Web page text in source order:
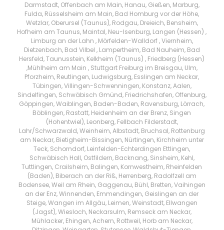
Darmstadt, Offenbach am Main, Hanau, Gießen, Marburg,
Fulda, Rüsselsheim am Main, Bad Homburg vor der Höhe,
Wetzlar, Oberursel (Taunus), Rodgau, Dreieich, Bensheim,
Hofheim am Taunus, Maintal, Neu-Isenburg, Langen (Hessen) ,
Limburg an der Lahn , Mörfelden-Walldorf , Viernheim,
Dietzenbach, Bad Vilbel , Lampertheim, Bad Nauheim, Bad
Hersfeld, Taunusstein, Kelkheim (Taunus) , Friedberg (Hessen)
,Mühlheim am Main , Stuttgart Freiburg im Breisgau, Ulm,
Pforzheim, Reutlingen, Ludwigsburg, Esslingen am Neckar,
Tübingen, Villingen-Schwenningen, Konstanz, Aalen,
Sindelfingen, Schwäbisch Gmünd, Friedrichshafen, Offenburg,
Göppingen, Waiblingen, Baden-Baden, Ravensburg, Lörrach,
Böblingen, Rastatt, Heidenheim an der Brenz, Singen
(Hohentwiel), Leonberg, Fellbach Filderstadt,
Lahr/Schwarzwald, Weinheim, Albstadt, Bruchsal, Rottenburg
am Neckar, Bietigheim-Bissingen, Nürtingen, Kirchheim unter
Teck, Schorndorf, Leinfelden-Echterdingen Ettlingen,
Schwäbisch Hall, Ostfildern, Backnang, Sinsheim, Kehl,
Tuttlingen, Crailsheim, Balingen, Kornwestheim, Rheinfelden
(Baden), Biberach an der Riß, Herrenberg, Radolfzell am
Bodensee, Weil am Rhein, Gaggenau, Bühl, Bretten, Vaihingen
an der Enz, Winnenden, Emmendingen, Geislingen an der
Steige, Wangen im Allgäu, Leimen, Weinstadt, Ellwangen
(Jagst), Wiesloch, Neckarsulm, Remseck am Neckar,
Mühlacker, Ehingen, Achern, Rottweil, Horb am Neckar,